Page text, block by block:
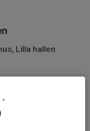
Lilla hallen